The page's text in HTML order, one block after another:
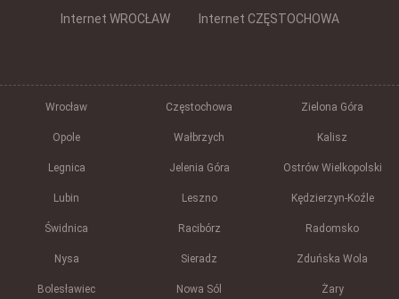
Internet WROCŁAW Internet CZĘSTOCHOWA
Wrocław Częstochowa Zielona Góra
Opole Wałbrzych Kalisz
Legnica Jelenia Góra Ostrów Wielkopolski
Lubin Leszno Kędzierzyn-Koźle
Świdnica Racibórz Radomsko
Nysa Sieradz Zduńska Wola
Bolesławiec Nowa Sól Żary